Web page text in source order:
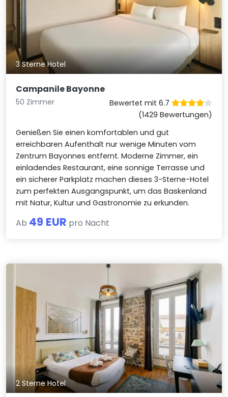
3 Sterne Hotel
Campanile Bayonne
50 Zimmer
Bewertet mit 6.7
(1429 Bewertungen)
Genießen Sie einen komfortablen und gut
erreichbaren Aufenthalt nur wenige Minuten vom
Zentrum Bayonnes entfernt. Moderne Zimmer, ein
einladendes Restaurant, eine sonnige Terrasse und
ein sicherer Parkplatz machen dieses 3-Sterne-Hotel
zum perfekten Ausgangspunkt, um das Baskenland
mit Natur, Kultur und Gastronomie zu erkunden.
Ab 49 EUR pro Nacht
2 Sterne Hotel